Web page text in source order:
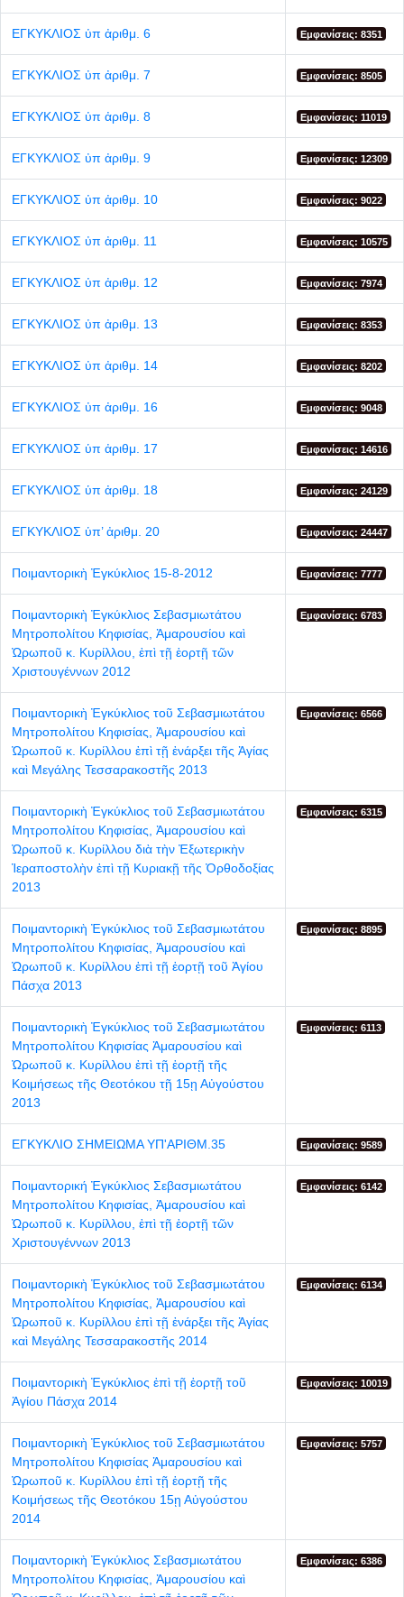
ΕΓΚΥΚΛΙΟΣ ὐπ ἀριθμ. 6 Εμφανίσεις: 8351
ΕΓΚΥΚΛΙΟΣ ὐπ ἀριθμ. 7 Εμφανίσεις: 8505
ΕΓΚΥΚΛΙΟΣ ὐπ ἀριθμ. 8 Εμφανίσεις: 11019
ΕΓΚΥΚΛΙΟΣ ὐπ ἀριθμ. 9 Εμφανίσεις: 12309
ΕΓΚΥΚΛΙΟΣ ὐπ ἀριθμ. 10 Εμφανίσεις: 9022
ΕΓΚΥΚΛΙΟΣ ὐπ ἀριθμ. 11 Εμφανίσεις: 10575
ΕΓΚΥΚΛΙΟΣ ὐπ ἀριθμ. 12 Εμφανίσεις: 7974
ΕΓΚΥΚΛΙΟΣ ὐπ ἀριθμ. 13 Εμφανίσεις: 8353
ΕΓΚΥΚΛΙΟΣ ὐπ ἀριθμ. 14 Εμφανίσεις: 8202
ΕΓΚΥΚΛΙΟΣ ὐπ ἀριθμ. 16 Εμφανίσεις: 9048
ΕΓΚΥΚΛΙΟΣ ὑπ ἀριθμ. 17 Εμφανίσεις: 14616
ΕΓΚΥΚΛΙΟΣ ὑπ ἀριθμ. 18 Εμφανίσεις: 24129
ΕΓΚΥΚΛΙΟΣ ὑπ’ ἀριθμ. 20 Εμφανίσεις: 24447
Ποιμαντορικὴ Ἐγκύκλιος 15-8-2012 Εμφανίσεις: 7777
Ποιμαντορικὴ Ἐγκύκλιος Σεβασμιωτάτου
Μητροπολίτου Κηφισίας, Ἀμαρουσίου καὶ
Ὠρωποῦ κ. Κυρίλλου, ἐπὶ τῇ ἑορτῇ τῶν
Χριστουγέννων 2012
Εμφανίσεις: 6783
Ποιμαντορικὴ Ἐγκύκλιος τοῦ Σεβασμιωτάτου
Μητροπολίτου Κηφισίας, Ἀμαρουσίου καὶ
Ὠρωποῦ κ. Κυρίλλου ἐπὶ τῇ ἐνάρξει τῆς Ἁγίας
καὶ Μεγάλης Τεσσαρακοστῆς 2013
Εμφανίσεις: 6566
Ποιμαντορικὴ Ἐγκύκλιος τοῦ Σεβασμιωτάτου
Μητροπολίτου Κηφισίας, Ἀμαρουσίου καὶ
Ὠρωποῦ κ. Κυρίλλου διὰ τὴν Ἐξωτερικὴν
Ἱεραποστολὴν ἐπὶ τῇ Κυριακῇ τῆς Ὀρθοδοξίας
2013
Εμφανίσεις: 6315
Ποιμαντορικὴ Ἐγκύκλιος τοῦ Σεβασμιωτάτου
Μητροπολίτου Κηφισίας, Ἀμαρουσίου καὶ
Ὠρωποῦ κ. Κυρίλλου ἐπὶ τῇ ἑορτῇ τοῦ Ἁγίου
Πάσχα 2013
Εμφανίσεις: 8895
Ποιμαντορικὴ Ἐγκύκλιος τοῦ Σεβασμιωτάτου
Μητροπολίτου Κηφισίας Ἀμαρουσίου καὶ
Ὠρωποῦ κ. Κυρίλλου ἐπὶ τῇ ἑορτῇ τῆς
Κοιμήσεως τῆς Θεοτόκου τῇ 15ῃ Αὐγούστου
2013
Εμφανίσεις: 6113
ΕΓΚΥΚΛΙΟ ΣΗΜΕΙΩΜΑ ΥΠ'ΑΡΙΘΜ.35 Εμφανίσεις: 9589
Ποιμαντορική Ἐγκύκλιος Σεβασμιωτάτου
Μητροπολίτου Κηφισίας, Ἀμαρουσίου καὶ
Ὠρωποῦ κ. Κυρίλλου, ἐπὶ τῇ ἑορτῇ τῶν
Χριστουγέννων 2013
Εμφανίσεις: 6142
Ποιμαντορικὴ Ἐγκύκλιος τοῦ Σεβασμιωτάτου
Μητροπολίτου Κηφισίας, Ἀμαρουσίου καὶ
Ὠρωποῦ κ. Κυρίλλου ἐπὶ τῇ ἐνάρξει τῆς Ἁγίας
καὶ Μεγάλης Τεσσαρακοστῆς 2014
Εμφανίσεις: 6134
Ποιμαντορικὴ Ἐγκύκλιος ἐπὶ τῇ ἑορτῇ τοῦ
Ἁγίου Πάσχα 2014
Εμφανίσεις: 10019
Ποιμαντορικὴ Ἐγκύκλιος τοῦ Σεβασμιωτάτου
Μητροπολίτου Κηφισίας Ἀμαρουσίου καὶ
Ὠρωποῦ κ. Κυρίλλου ἐπὶ τῇ ἑορτῇ τῆς
Κοιμήσεως τῆς Θεοτόκου 15ῃ Αὐγούστου
2014
Εμφανίσεις: 5757
Ποιμαντορικὴ Ἐγκύκλιος Σεβασμιωτάτου
Μητροπολίτου Κηφισίας, Ἀμαρουσίου καὶ
Εμφανίσεις: 6386